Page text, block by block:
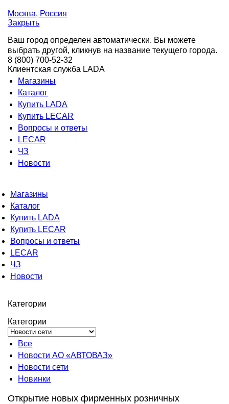
Москва, Россия
Закрыть
Ваш город определен автоматически. Вы можете
выбрать другой, кликнув на название текущего города.
8 (800) 700-52-32
Клиентская служба LADA
Магазины
Каталог
Купить LADA
Купить LECAR
Вопросы и ответы
LECAR
ЧЗ
Новости
Магазины
Каталог
Купить LADA
Купить LECAR
Вопросы и ответы
LECAR
ЧЗ
Новости
Категории
Категории
Все
Новости АО «АВТОВАЗ»
Новости сети
Новинки
Открытие новых фирменных розничных